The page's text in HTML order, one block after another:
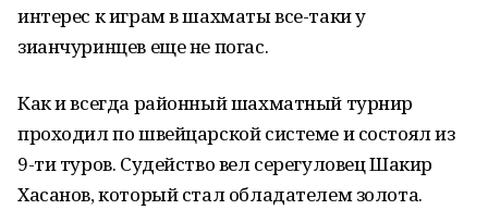
интерес к играм в шахматы все-таки у
зианчуринцев еще не погас.
Как и всегда районный шахматный турнир
проходил по швейцарской системе и состоял из
9-ти туров. Судейство вел серегуловец Шакир
Хасанов, который стал обладателем золота.